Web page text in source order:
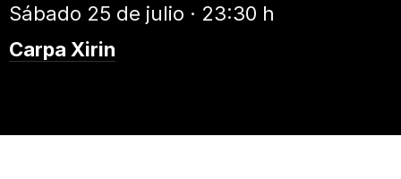
Sábado 25 de julio · 23:30 h
Carpa Xirin